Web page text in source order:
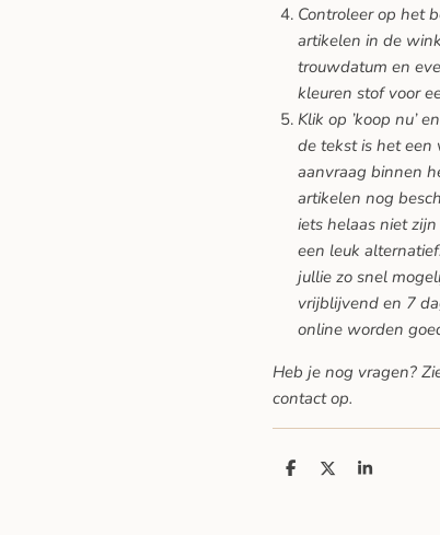
Controleer op het
artikelen in de
trouwdatum en
kleuren stof voor
Klik op ’koop nu’
de tekst is het een
aanvraag binnen
artikelen nog
iets helaas niet
een leuk
jullie zo snel
vrijblijvend en 7
online worden
Heb je nog vragen?
contact op.
D
D
S